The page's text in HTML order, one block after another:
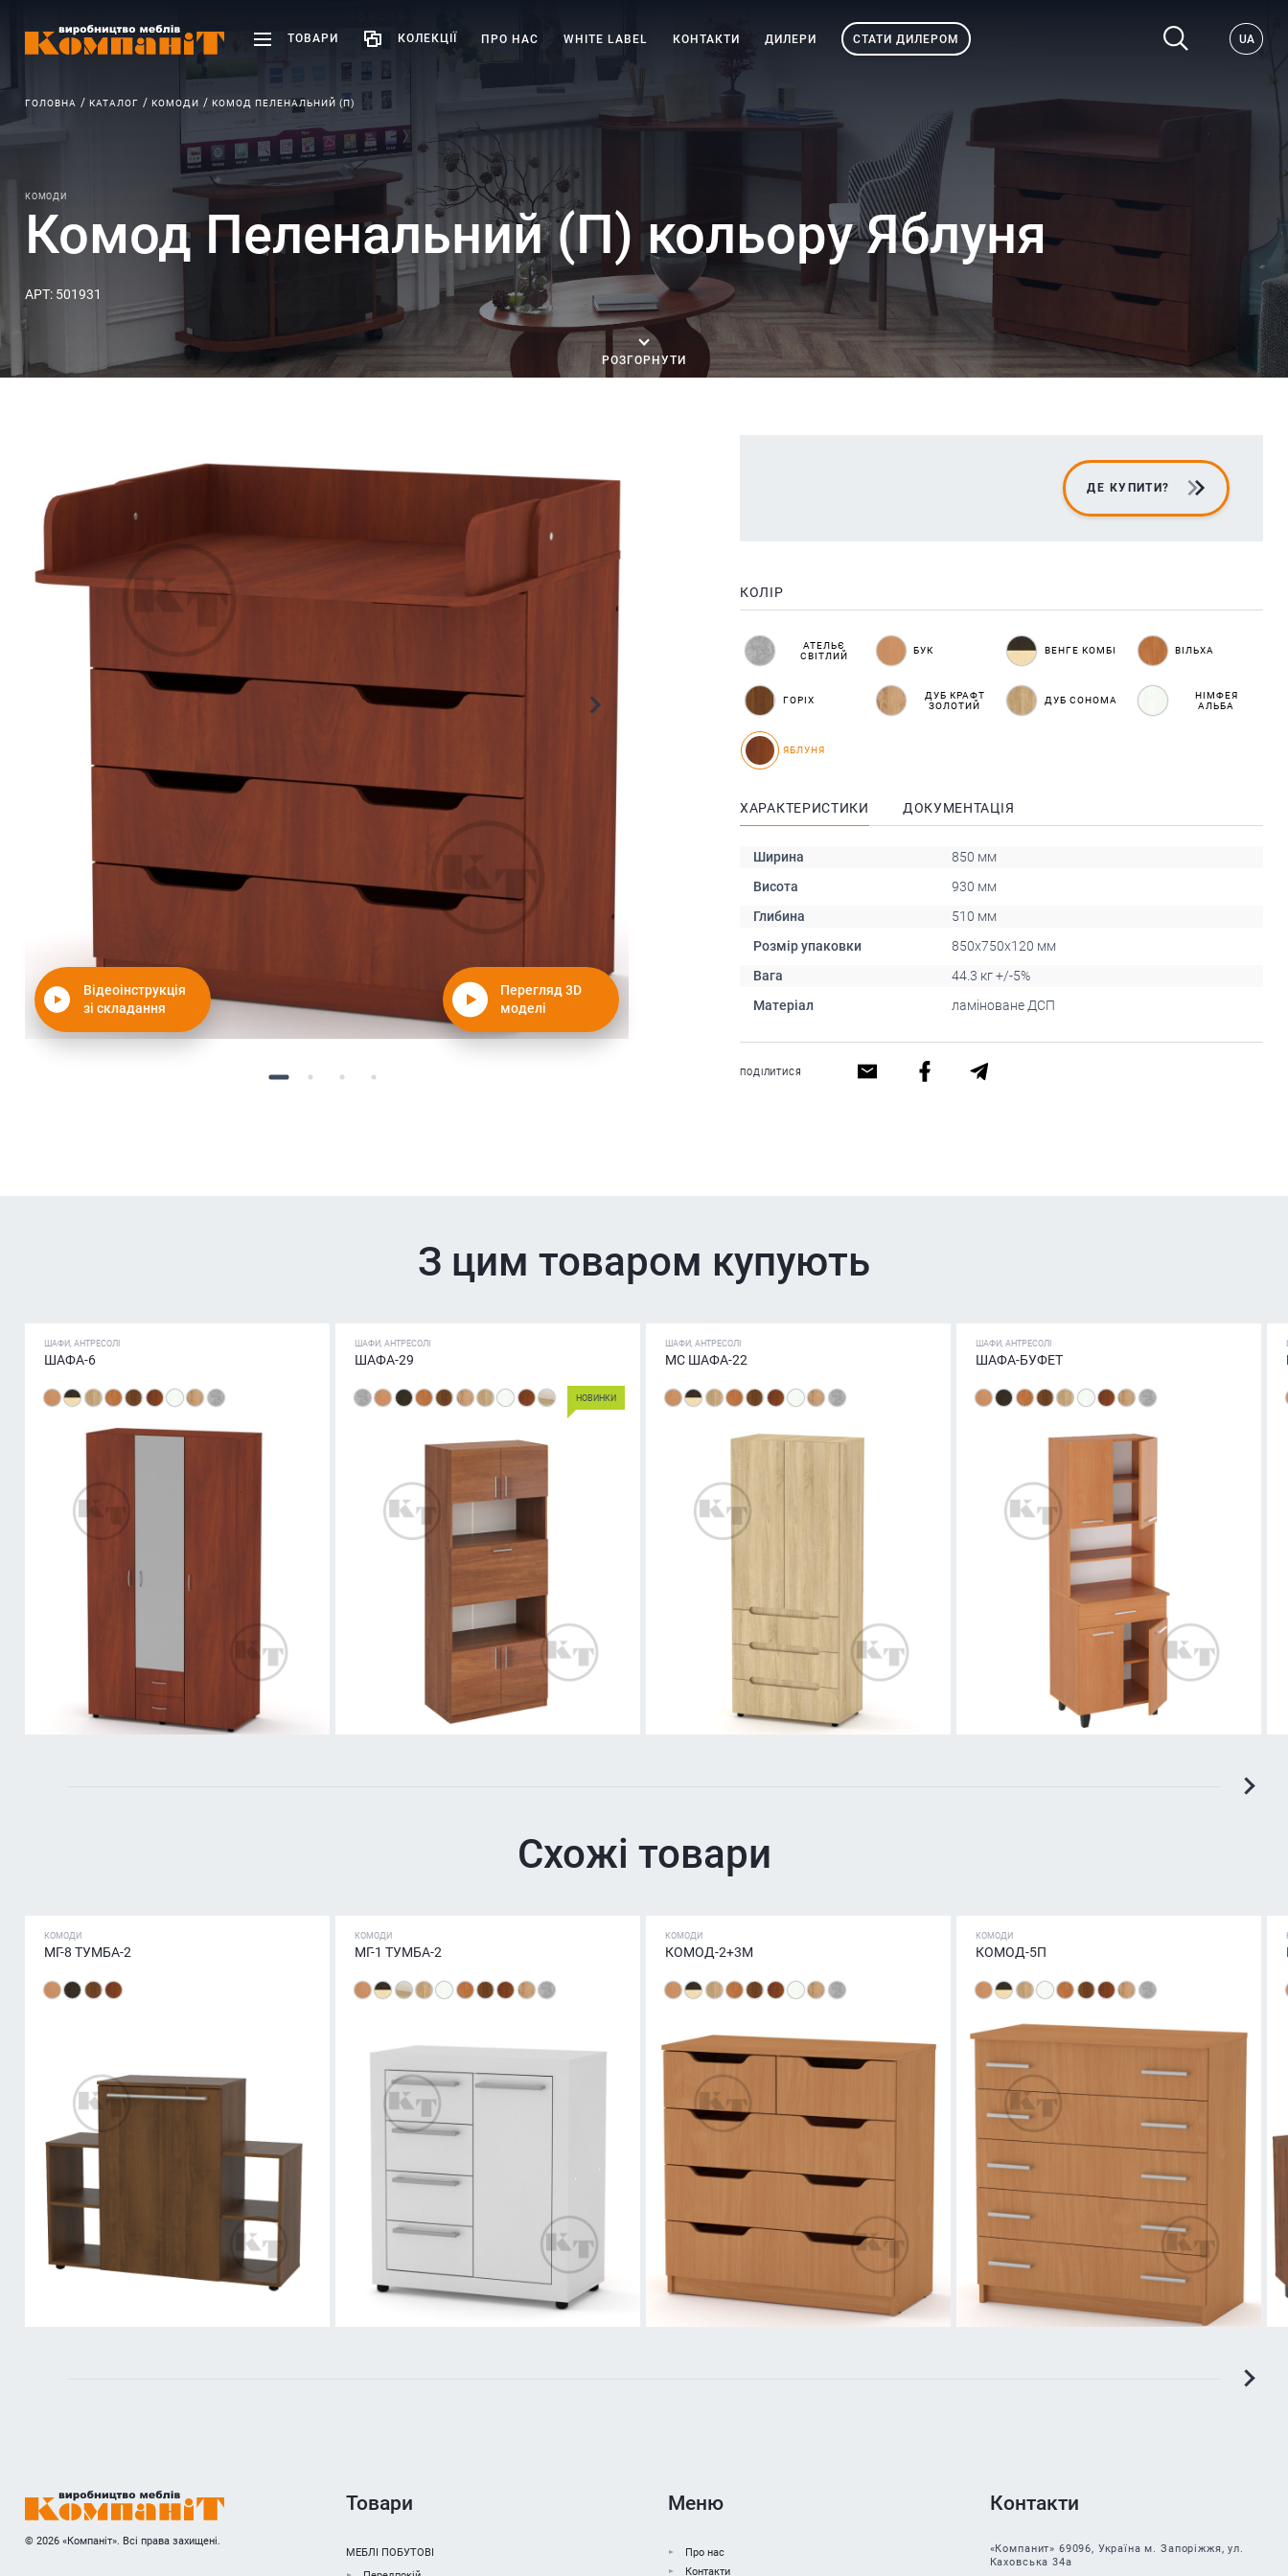
ТОВАРИ КОЛЕКЦІЇ ПРО НАС WHITE LABEL КОНТАКТИ ДИЛЕРИ СТАТИ ДИЛЕРОМ UA
ГОЛОВНА КАТАЛОГ КОМОДИ КОМОД ПЕЛЕНАЛЬНИЙ (П)
КОМОДИ
Комод Пеленальний (П) кольору Яблуня
АРТ: 501931
РОЗГОРНУТИ
Відеоінструкція
зі складання
Перегляд 3D
моделі
ДЕ КУПИТИ?
КОЛІР
АТЕЛЬЄ
СВІТЛИЙ
БУК ВЕНГЕ КОМБІ ВІЛЬХА
ГОРІХ
ДУБ КРАФТ
ЗОЛОТИЙ
ДУБ СОНОМА
НІМФЕЯ
АЛЬБА
ЯБЛУНЯ
ХАРАКТЕРИСТИКИ ДОКУМЕНТАЦІЯ
Ширина
850 мм
Висота
930 мм
Глибина
510 мм
Розмір упаковки
850x750x120 мм
Вага
44.3 кг +/-5%
Матеріал
ламіноване ДСП
ПОДІЛИТИСЯ
З цим товаром купують
ШАФИ, АНТРЕСОЛІ
ШАФА-6
ШАФИ, АНТРЕСОЛІ
ШАФА-29
НОВИНКИ
ШАФИ, АНТРЕСОЛІ
МС ШАФА-22
ШАФИ, АНТРЕСОЛІ
ШАФА-БУФЕТ
Схожі товари
КОМОДИ
МГ-8 ТУМБА-2
КОМОДИ
МГ-1 ТУМБА-2
КОМОДИ
КОМОД-2+3М
КОМОДИ
КОМОД-5П
© 2026 «Компаніт». Всі права захищені.
Товари
МЕБЛІ ПОБУТОВІ
Меню
Про нас
Контакти
Контакти
«Компанит» 69096, Україна м. Запоріжжя, ул.
Каховська 34а